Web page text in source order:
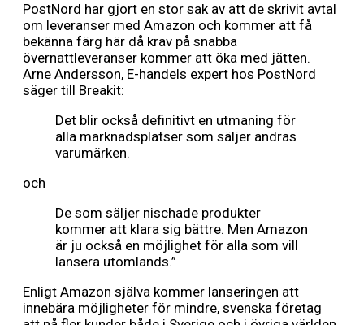
PostNord har gjort en stor sak av att de skrivit avtal
om leveranser med Amazon och kommer att få
bekänna färg här då krav på snabba
övernattleveranser kommer att öka med jätten.
Arne Andersson, E-handels expert hos PostNord
säger till Breakit:
Det blir också definitivt en utmaning för
alla marknadsplatser som säljer andras
varumärken.
och
De som säljer nischade produkter
kommer att klara sig bättre. Men Amazon
är ju också en möjlighet för alla som vill
lansera utomlands.”
Enligt Amazon själva kommer lanseringen att
innebära möjligheter för mindre, svenska företag